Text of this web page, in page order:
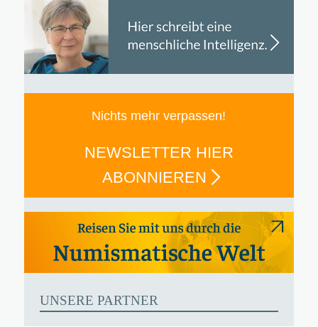
Nichts mehr verpassen!
NEWSLETTER HIER
ABONNIEREN
UNSERE PARTNER